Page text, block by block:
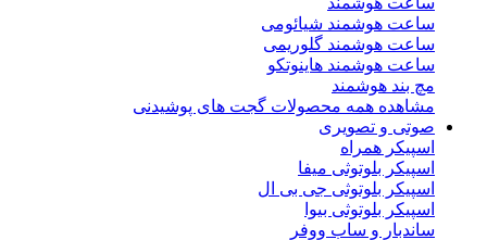
ساعت هوشمند شیائومی
ساعت هوشمند گلوریمی
ساعت هوشمند هاینوتکو
مچ بند هوشمند
مشاهده همه محصولات گجت های پوشیدنی
صوتی و تصویری
اسپیکر همراه
اسپیکر بلوتوثی میفا
اسپیکر بلوتوثی جی بی ال
اسپیکر بلوتوثی بیوا
ساندبار و ساب ووفر